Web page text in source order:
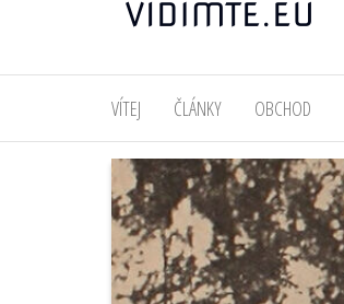
VÍTEJ ČLÁNKY OBCHOD